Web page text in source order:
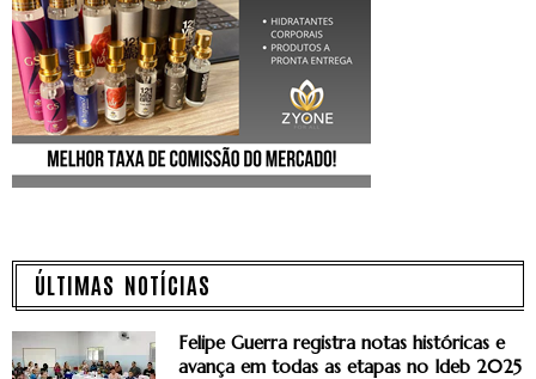
ÚLTIMAS NOTÍCIAS
Felipe Guerra registra notas históricas e
avança em todas as etapas no Ideb 2025